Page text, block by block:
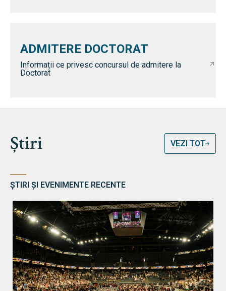
ADMITERE DOCTORAT
Informații ce privesc concursul de admitere la
Doctorat
Știri VEZI TOT
ȘTIRI ȘI EVENIMENTE RECENTE